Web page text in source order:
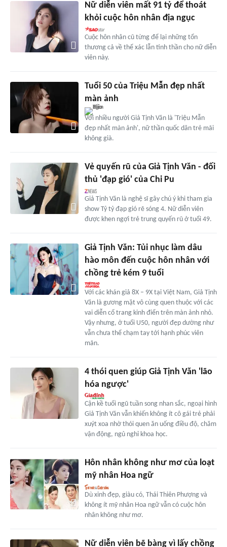
Nữ diễn viên mất 91 tỷ để thoát
khỏi cuộc hôn nhân địa ngục
Cuộc hôn nhân cũ từng để lại những tổn
thương cả về thể xác lẫn tinh thần cho nữ diễn
viên này.
Tuổi 50 của Triệu Mẫn đẹp nhất
màn ảnh
Với nhiều người Giả Tịnh Văn là 'Triệu Mẫn
đẹp nhất màn ảnh', nữ thần quốc dân trẻ mãi
không già.
Vẻ quyến rũ của Giả Tịnh Văn - đối
thủ 'đạp gió' của Chi Pu
Giả Tịnh Văn là nghệ sĩ gây chú ý khi tham gia
show Tỷ tỷ đạp gió rẽ sóng 4. Nữ diễn viên
được khen ngợi trẻ trung quyến rũ ở tuổi 49.
Giả Tịnh Văn: Tủi nhục làm dâu
hào môn đến cuộc hôn nhân với
chồng trẻ kém 9 tuổi
Với các khán giả 8X – 9X tại Việt Nam, Giả Tịnh
Văn là gương mặt vô cùng quen thuộc với các
vai diễn cổ trang kinh điển trên màn ảnh nhỏ.
Vậy nhưng, ở tuổi U50, người đẹp dường như
vẫn chưa thể chạm tay tới hạnh phúc viên
mãn.
4 thói quen giúp Giả Tịnh Văn 'lão
hóa ngược'
Cận kề tuổi ngũ tuần song nhan sắc, ngoại hình
Giả Tịnh Văn vẫn khiến không ít cô gái trẻ phải
xuýt xoa nhờ thói quen ăn uống điều độ, chăm
vận động, ngủ nghỉ khoa học.
Hôn nhân không như mơ của loạt
mỹ nhân Hoa ngữ
Dù xinh đẹp, giàu có, Thái Thiên Phượng và
không ít mỹ nhân Hoa ngữ vẫn có cuộc hôn
nhân không như mơ.
Nữ diễn viên bẽ bàng vì lấy chồng